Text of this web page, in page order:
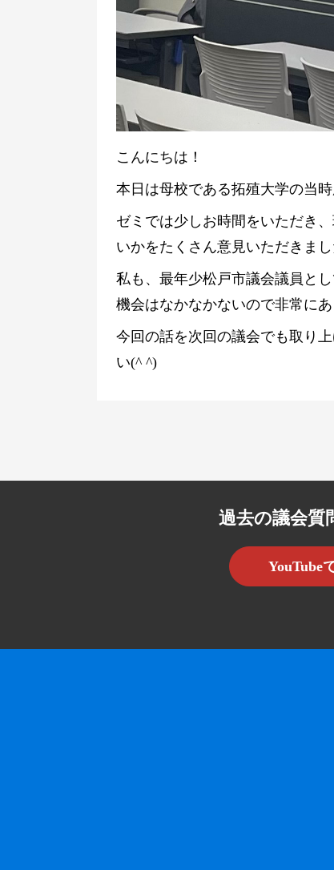
こんにちは！
本日は母校である拓殖大学の当
ゼミでは少しお時間をいただき
いかをたくさん意見いただきまし
私も、最年少松戸市議会議員と
機会はなかなかないので非常にあ
今回の話を次回の議会でも取り
い(^ ^)
過去の議会質
YouTube